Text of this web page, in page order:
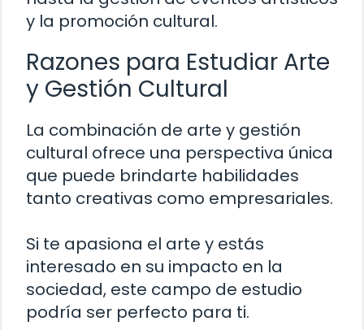
y la promoción cultural.
Razones para Estudiar Arte
y Gestión Cultural
La combinación de arte y gestión
cultural ofrece una perspectiva única
que puede brindarte habilidades
tanto creativas como empresariales.
Si te apasiona el arte y estás
interesado en su impacto en la
sociedad, este campo de estudio
podría ser perfecto para ti.